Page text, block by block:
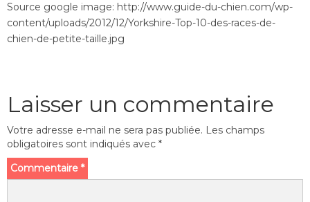
Source google image: http://www.guide-du-chien.com/wp-
content/uploads/2012/12/Yorkshire-Top-10-des-races-de-
chien-de-petite-taille.jpg
Laisser un commentaire
Votre adresse e-mail ne sera pas publiée. Les champs
obligatoires sont indiqués avec *
Commentaire *